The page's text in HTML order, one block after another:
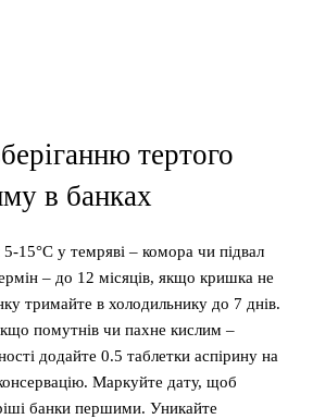
тертого
в банках
15°C у темряві – комора чи підвал
– до 12 місяців, якщо кришка не
тримайте в холодильнику до 7 днів.
помутнів чи пахне кислим –
додайте 0.5 таблетки аспірину на
Маркуйте дату, щоб
банки першими. Уникайте